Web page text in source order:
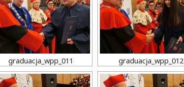
graduacja_wpp_011 graduacja_wpp_012